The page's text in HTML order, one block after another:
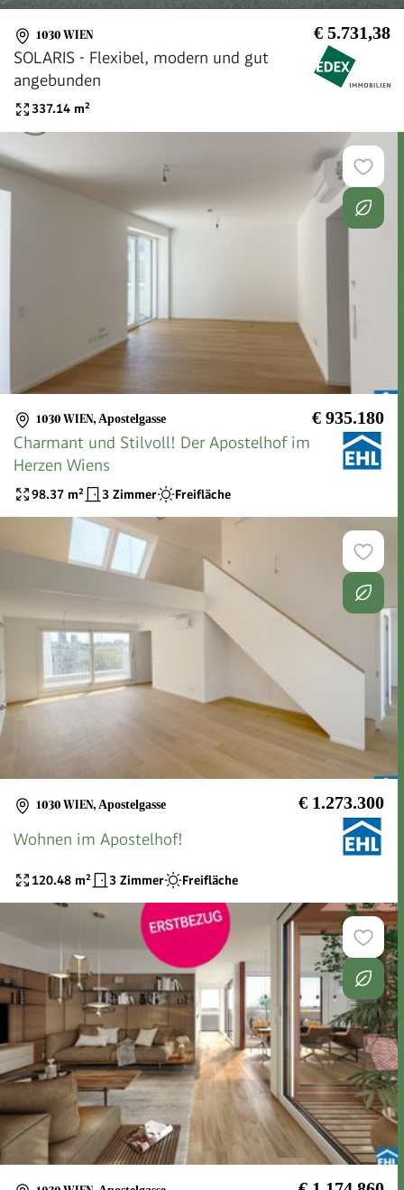
1030 WIEN € 5.731,38
SOLARIS - Flexibel, modern und gut
angebunden
337.14 m²
1030 WIEN, Apostelgasse € 935.180
Charmant und Stilvoll! Der Apostelhof im
Herzen Wiens
98.37 m² 3 Zimmer Freifläche
1030 WIEN, Apostelgasse € 1.273.300
Wohnen im Apostelhof!
120.48 m² 3 Zimmer Freifläche